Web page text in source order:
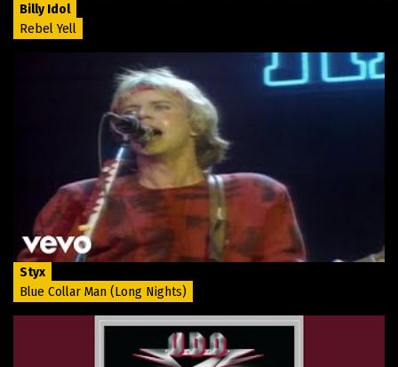
Billy Idol
Rebel Yell
Styx
Blue Collar Man (Long Nights)